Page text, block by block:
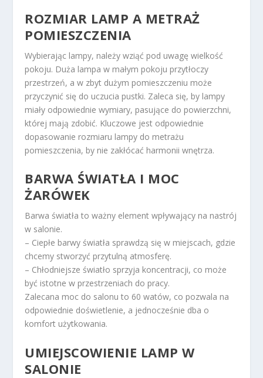
ROZMIAR LAMP A METRAŻ
POMIESZCZENIA
Wybierając lampy, należy wziąć pod uwagę wielkość
pokoju. Duża lampa w małym pokoju przytłoczy
przestrzeń, a w zbyt dużym pomieszczeniu może
przyczynić się do uczucia pustki. Zaleca się, by lampy
miały odpowiednie wymiary, pasujące do powierzchni,
której mają zdobić. Kluczowe jest odpowiednie
dopasowanie rozmiaru lampy do metrażu
pomieszczenia, by nie zakłócać harmonii wnętrza.
BARWA ŚWIATŁA I MOC
ŻARÓWEK
Barwa światła to ważny element wpływający na nastrój
w salonie.
– Ciepłe barwy światła sprawdzą się w miejscach, gdzie
chcemy stworzyć przytulną atmosferę.
– Chłodniejsze światło sprzyja koncentracji, co może
być istotne w przestrzeniach do pracy.
Zalecana moc do salonu to 60 watów, co pozwala na
odpowiednie doświetlenie, a jednocześnie dba o
komfort użytkowania.
UMIEJSCOWIENIE LAMP W
SALONIE